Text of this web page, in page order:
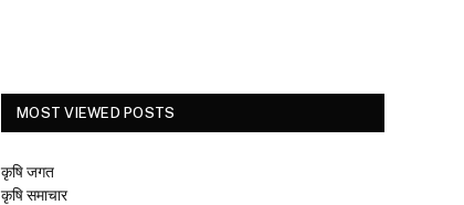
MOST VIEWED POSTS
कृषि जगत
कृषि समाचार